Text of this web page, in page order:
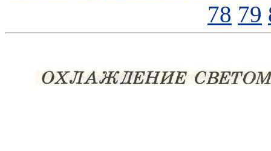
78 79